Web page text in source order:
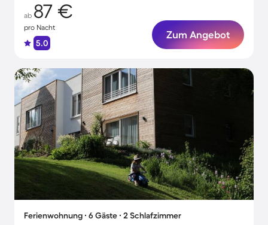
ab 87 €
pro Nacht
5.0
Zum Angebot
Ferienwohnung ∙ 6 Gäste ∙ 2 Schlafzimmer